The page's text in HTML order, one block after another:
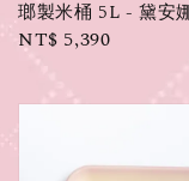
瑯製米桶 5L - 黛安
Regular
NT$ 5,390